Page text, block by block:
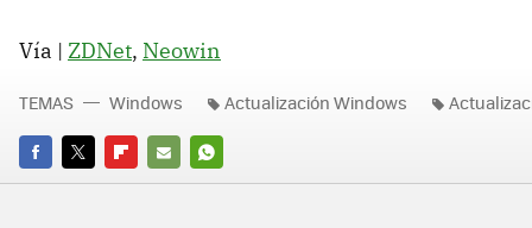
Vía | ZDNet, Neowin
FACEBOOK
TWITTERFLIPBOARD
E-
WHATSAPP
TEMAS Windows Actualización Windows